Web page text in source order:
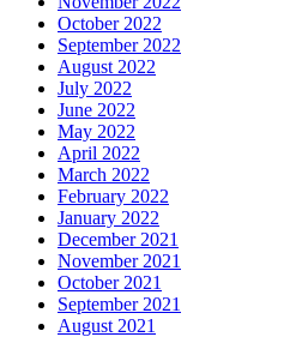
October 2022
September 2022
August 2022
July 2022
June 2022
May 2022
April 2022
March 2022
February 2022
January 2022
December 2021
November 2021
October 2021
September 2021
August 2021